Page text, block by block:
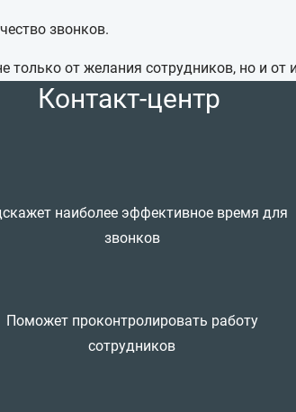
звонков.
только от желания сотрудников, но и
Контакт-центр
наиболее эффективное время для
звонков
Поможет проконтролировать работу
сотрудников